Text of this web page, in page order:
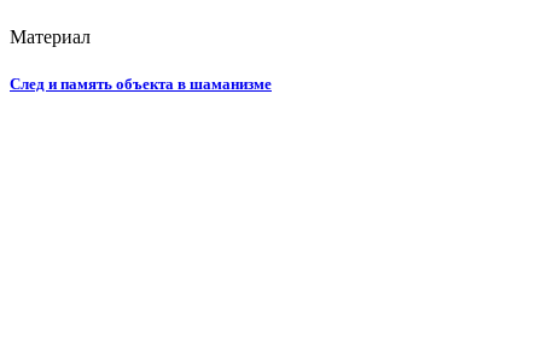
Материал
След и память объекта в шаманизме